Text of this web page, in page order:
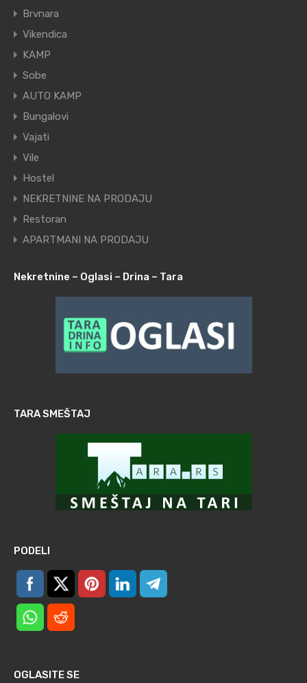
Brvnara
Vikendica
KAMP
Sobe
AUTO KAMP
Bungalovi
Vajati
Vile
Hostel
NEKRETNINE NA PRODAJU
Restoran
APARTMANI NA PRODAJU
Nekretnine – Oglasi – Drina – Tara
TARA SMEŠTAJ
PODELI
OGLASITE SE